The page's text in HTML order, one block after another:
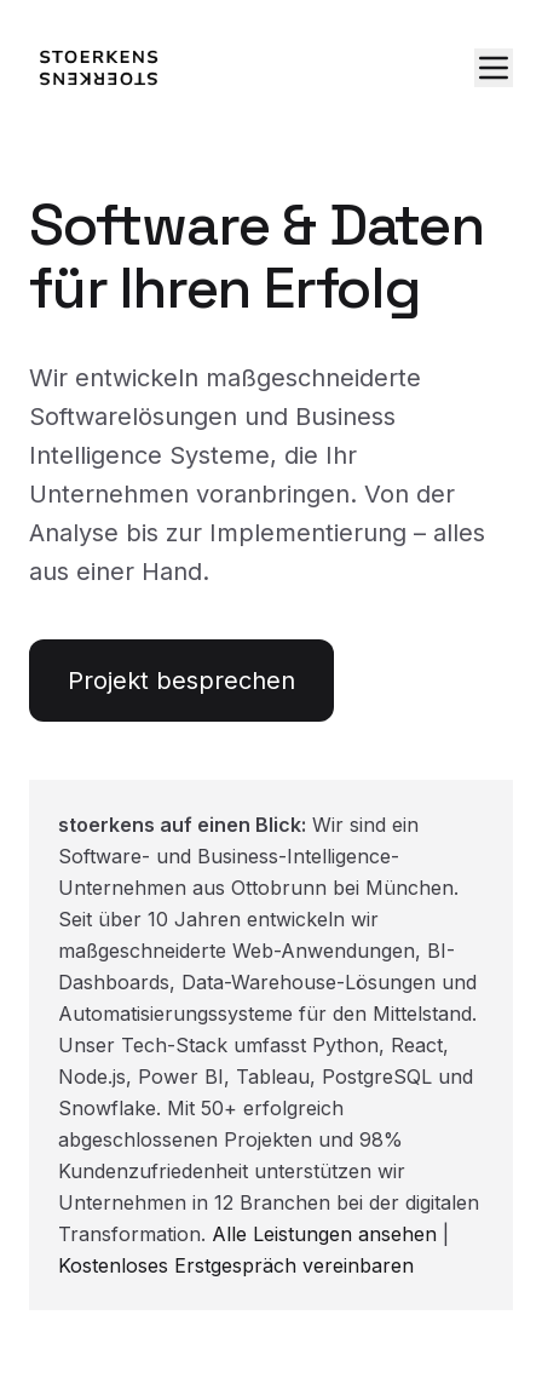
Software & Daten
für Ihren Erfolg
Wir entwickeln maßgeschneiderte
Softwarelösungen und Business
Intelligence Systeme, die Ihr
Unternehmen voranbringen. Von der
Analyse bis zur Implementierung – alles
aus einer Hand.
Projekt besprechen
stoerkens auf einen Blick: Wir sind ein
Software- und Business-Intelligence-
Unternehmen aus Ottobrunn bei München.
Seit über 10 Jahren entwickeln wir
maßgeschneiderte Web-Anwendungen, BI-
Dashboards, Data-Warehouse-Lösungen und
Automatisierungssysteme für den Mittelstand.
Unser Tech-Stack umfasst Python, React,
Node.js, Power BI, Tableau, PostgreSQL und
Snowflake. Mit 50+ erfolgreich
abgeschlossenen Projekten und 98%
Kundenzufriedenheit unterstützen wir
Unternehmen in 12 Branchen bei der digitalen
Transformation. Alle Leistungen ansehen
Kostenloses Erstgespräch vereinbaren